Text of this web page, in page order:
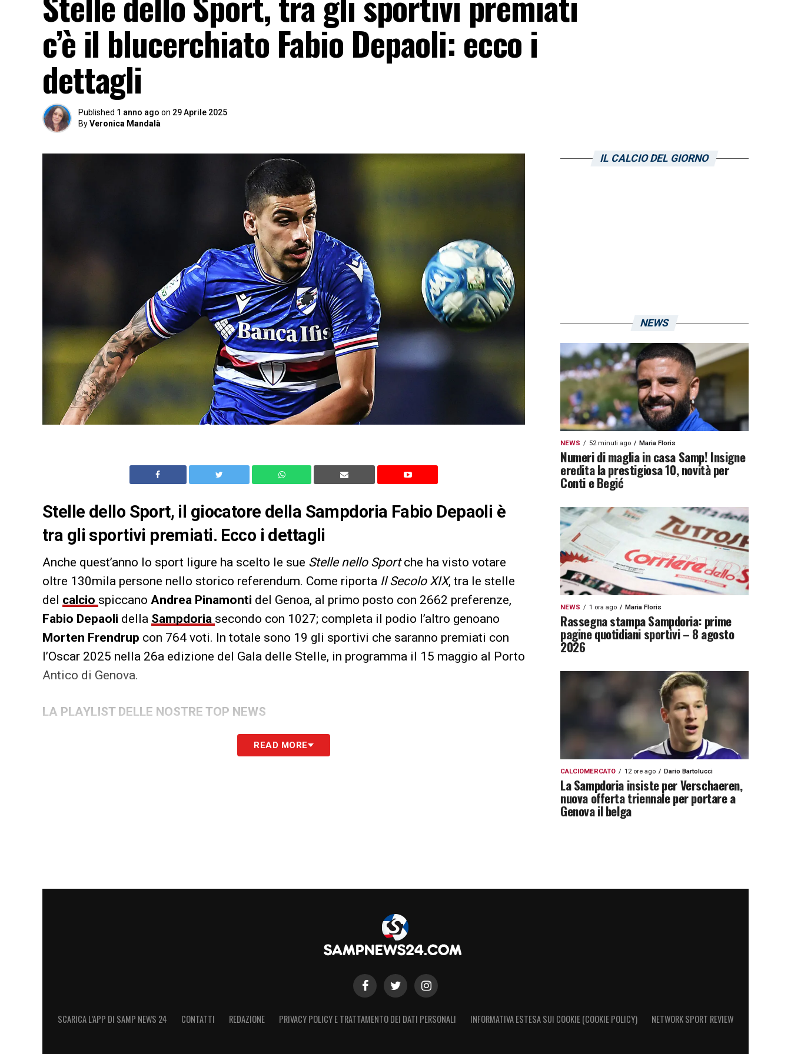
c’è il blucerchiato Fabio Depaoli: ecco i
dettagli
Published 1 anno ago on 29 Aprile 2025
ByVeronica Mandalà
Stelle dello Sport, il giocatore della Sampdoria Fabio Depaoli è
tra gli sportivi premiati. Ecco i dettagli
Anche quest’anno lo sport ligure ha scelto le sue Stelle nello Sportche ha visto votare
oltre 130mila persone nello storico referendum. Come riporta Il Secolo XIX, tra le stelle
del calcio spiccano Andrea Pinamonti del Genoa, al primo posto con 2662 preferenze,
Fabio Depaoli della Sampdoria secondo con 1027; completa il podio l’altro genoano
Morten Frendrup con 764 voti. In totale sono 19 gli sportivi che saranno premiati con
l’Oscar 2025 nella 26a edizione del Gala delle Stelle, in programma il 15 maggio al Porto
Antico di Genova.
LA PLAYLIST DELLE NOSTRE TOP NEWS
READ MORE
IL CALCIO DEL GIORNO
NEWS
NEWS 52 minuti ago Maria Floris
Numeri di maglia in casa Samp! Insigne
eredita la prestigiosa 10, novità per
Conti e Begić
NEWS 1 ora ago Maria Floris
Rassegna stampa Sampdoria: prime
pagine quotidiani sportivi – 8 agosto
2026
CALCIOMERCATO 12 ore ago Dario Bartolucci
La Sampdoria insiste per Verschaeren,
nuova offerta triennale per portare a
Genova il belga
SCARICA L’APP DI SAMP NEWS 24 CONTATTI REDAZIONE PRIVACY POLICY E TRATTAMENTO DEI DATI PERSONALI INFORMATIVA ESTESA SUI COOKIE (COOKIE POLICY) NETWORK SPORT REVIEW